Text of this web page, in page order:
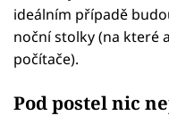
ideálním případě
noční stolky (na které
počítače).
Pod postel nic